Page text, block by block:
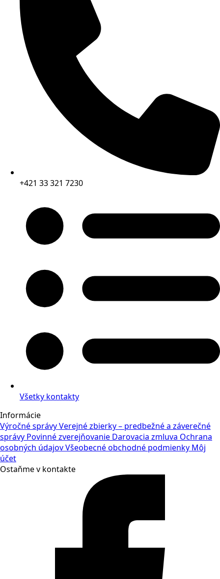
+421 33 321 7230
Všetky kontakty
Informácie
Výročné správyVerejné zbierky – predbežné a záverečné
správy Povinné zverejňovanie Darovacia zmluva Ochrana
osobných údajovVšeobecné obchodné podmienky Môj
účet
Ostaňme v kontakte